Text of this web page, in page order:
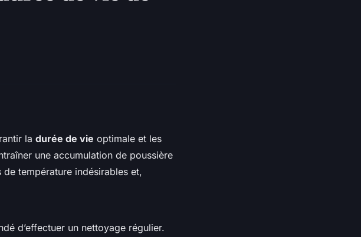
la durée de vie optimale et les
une accumulation de poussière
température indésirables et,
d’effectuer un nettoyage régulier.